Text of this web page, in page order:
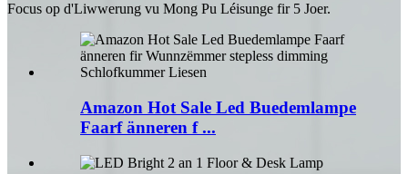
Focus op d'Liwwerung vu Mong Pu Léisunge fir 5 Joer.
Amazon Hot Sale Led Buedemlampe
Faarf änneren f ...